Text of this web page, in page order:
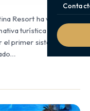
Resort ha venido
turística de la V
primer sistema All